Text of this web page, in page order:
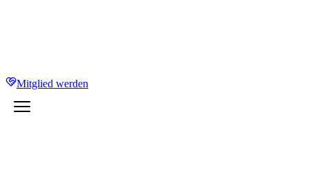
Mitglied werden